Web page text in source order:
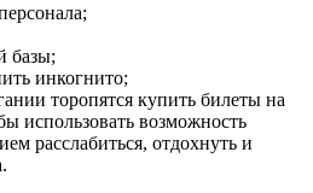
базы;
инкогнито;
торопятся купить билеты на
использовать возможность
расслабиться, отдохнуть и